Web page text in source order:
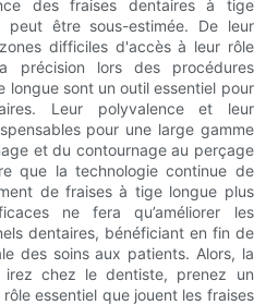
des fraises dentaires à tige
peut être sous-estimée. De leur
difficiles d'accès à leur rôle
précision lors des procédures
longue sont un outil essentiel pour
Leur polyvalence et leur
pour une large gamme
et du contournage au perçage
que la technologie continue de
de fraises à tige longue plus
ne fera qu’améliorer les
dentaires, bénéficiant en fin de
des soins aux patients. Alors, la
chez le dentiste, prenez un
essentiel que jouent les fraises